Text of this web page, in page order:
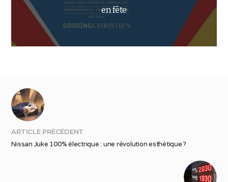
en fête
ARTICLE PRÉCÉDENT
Nissan Juke 100% électrique : une révolution esthétique ?